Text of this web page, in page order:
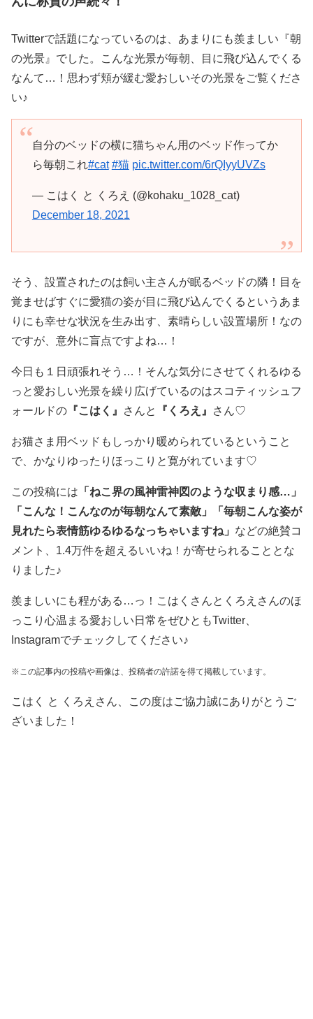
Twitterで話題になっているのは、あまりにも羨ましい『朝
の光景』でした。こんな光景が毎朝、目に飛び込んでくる
なんて…！思わず頬が緩む愛おしいその光景をご覧くださ
い♪
自分のベッドの横に猫ちゃん用のベッド作ってか
ら毎朝これ#cat #猫 pic.twitter.com/6rQIyyUVZs
— こはく と くろえ (@kohaku_1028_cat)
December 18, 2021
そう、設置されたのは飼い主さんが眠るベッドの隣！目を
覚ませばすぐに愛猫の姿が目に飛び込んでくるというあま
りにも幸せな状況を生み出す、素晴らしい設置場所！なの
ですが、意外に盲点ですよね…！
今日も１日頑張れそう…！そんな気分にさせてくれるゆる
っと愛おしい光景を繰り広げているのはスコティッシュフ
ォールドの 『こはく』 さんと 『くろえ』 さん♡
お猫さま用ベッドもしっかり暖められているということ
で、かなりゆったりほっこりと寛がれています♡
この投稿には 「ねこ界の風神雷神図のような収まり感…」
「こんな！こんなのが毎朝なんて素敵」「毎朝こんな姿が
見れたら表情筋ゆるゆるなっちゃいますね」 などの絶賛コ
メント、1.4万件を超えるいいね！が寄せられることとな
りました♪
羨ましいにも程がある…っ！こはくさんとくろえさんのほ
っこり心温まる愛おしい日常をぜひともTwitter、
Instagramでチェックしてください♪
※この記事内の投稿や画像は、投稿者の許諾を得て掲載しています。
こはく と くろえさん、この度はご協力誠にありがとうご
ざいました！